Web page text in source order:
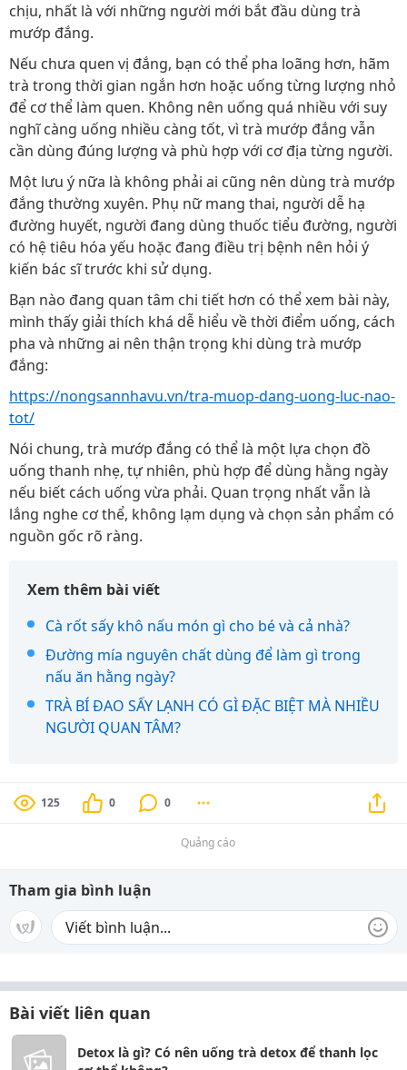
chịu, nhất là với những người mới bắt đầu dùng trà
mướp đắng.
Nếu chưa quen vị đắng, bạn có thể pha loãng hơn, hãm
trà trong thời gian ngắn hơn hoặc uống từng lượng nhỏ
để cơ thể làm quen. Không nên uống quá nhiều với suy
nghĩ càng uống nhiều càng tốt, vì trà mướp đắng vẫn
cần dùng đúng lượng và phù hợp với cơ địa từng người.
Một lưu ý nữa là không phải ai cũng nên dùng trà mướp
đắng thường xuyên. Phụ nữ mang thai, người dễ hạ
đường huyết, người đang dùng thuốc tiểu đường, người
có hệ tiêu hóa yếu hoặc đang điều trị bệnh nên hỏi ý
kiến bác sĩ trước khi sử dụng.
Bạn nào đang quan tâm chi tiết hơn có thể xem bài này,
mình thấy giải thích khá dễ hiểu về thời điểm uống, cách
pha và những ai nên thận trọng khi dùng trà mướp
đắng:
https://nongsannhavu.vn/tra-muop-dang-uong-luc-nao-
tot/
Nói chung, trà mướp đắng có thể là một lựa chọn đồ
uống thanh nhẹ, tự nhiên, phù hợp để dùng hằng ngày
nếu biết cách uống vừa phải. Quan trọng nhất vẫn là
lắng nghe cơ thể, không lạm dụng và chọn sản phẩm có
nguồn gốc rõ ràng.
Xem thêm bài viết
Cà rốt sấy khô nấu món gì cho bé và cả nhà?
Đường mía nguyên chất dùng để làm gì trong
nấu ăn hằng ngày?
TRÀ BÍ ĐAO SẤY LẠNH CÓ GÌ ĐẶC BIỆT MÀ NHIỀU
NGƯỜI QUAN TÂM?
125 0 0
Quảng cáo
Tham gia bình luận
Bài viết liên quan
Detox là gì? Có nên uống trà detox để thanh lọc